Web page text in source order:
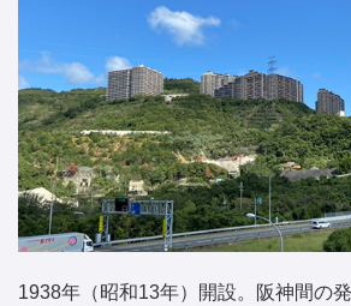
1938年（昭和13年）開設。阪神間の